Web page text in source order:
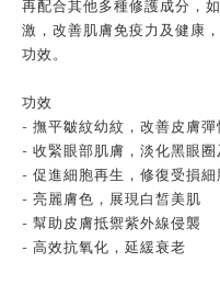
再配合其他多種修護成分，
激，改善肌膚免疫力及健康
功效。
功效
- 撫平皺紋幼紋，改善皮膚彈
- 收緊眼部肌膚，淡化黑眼圈
- 促進細胞再生，修復受損細
- 亮麗膚色，展現白皙美肌
- 幫助皮膚抵禦紫外線侵襲
- 高效抗氧化，延緩衰老